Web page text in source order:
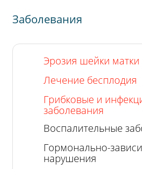
Заболевания
Эрозия шейки матки
Лечение бесплодия
Грибковые и
заболевания
Воспалительные
Гормонально-
нарушения